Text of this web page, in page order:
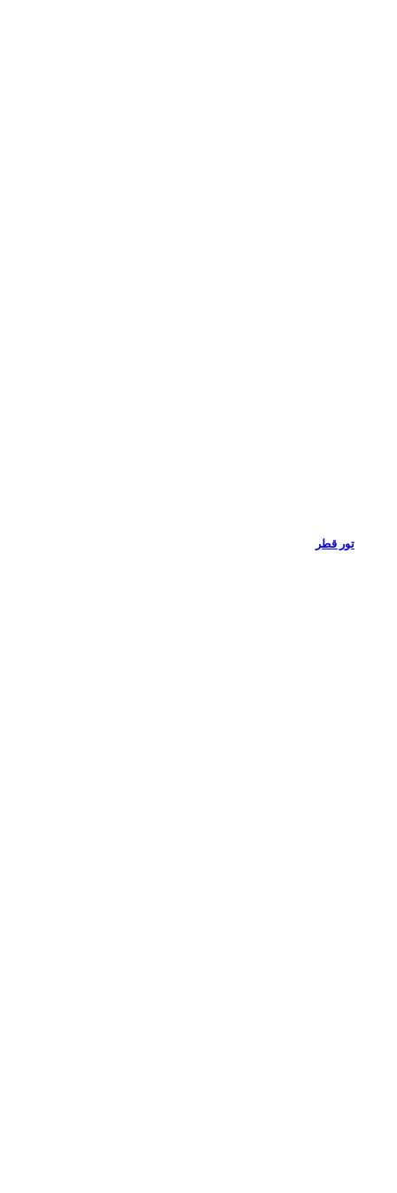
تور قطر